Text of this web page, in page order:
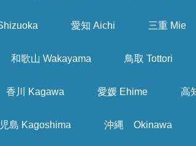
愛知 Aichi 三重 Mie
和歌山 Wakayama 鳥取 Tottori
香川 Kagawa 愛媛 Ehime 高
島 Kagoshima 沖縄 Okinawa